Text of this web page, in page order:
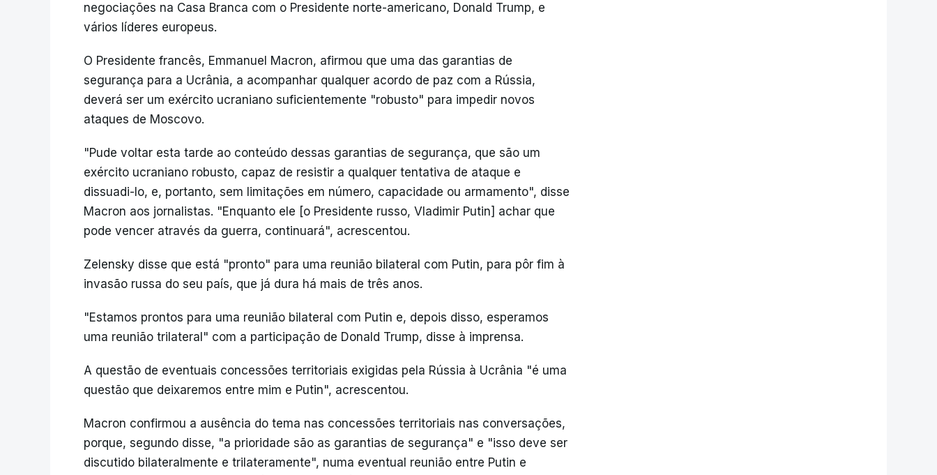
negociações na Casa Branca com o Presidente norte-americano, Donald Trump, e
vários líderes europeus.
O Presidente francês, Emmanuel Macron, afirmou que uma das garantias de
segurança para a Ucrânia, a acompanhar qualquer acordo de paz com a Rússia,
deverá ser um exército ucraniano suficientemente "robusto" para impedir novos
ataques de Moscovo.
"Pude voltar esta tarde ao conteúdo dessas garantias de segurança, que são um
exército ucraniano robusto, capaz de resistir a qualquer tentativa de ataque e
dissuadi-lo, e, portanto, sem limitações em número, capacidade ou armamento", disse
Macron aos jornalistas. "Enquanto ele [o Presidente russo, Vladimir Putin] achar que
pode vencer através da guerra, continuará", acrescentou.
Zelensky disse que está "pronto" para uma reunião bilateral com Putin, para pôr fim à
invasão russa do seu país, que já dura há mais de três anos.
"Estamos prontos para uma reunião bilateral com Putin e, depois disso, esperamos
uma reunião trilateral" com a participação de Donald Trump, disse à imprensa.
A questão de eventuais concessões territoriais exigidas pela Rússia à Ucrânia "é uma
questão que deixaremos entre mim e Putin", acrescentou.
Macron confirmou a ausência do tema nas concessões territoriais nas conversações,
porque, segundo disse, "a prioridade são as garantias de segurança" e "isso deve ser
discutido bilateralmente e trilateramente", numa eventual reunião entre Putin e